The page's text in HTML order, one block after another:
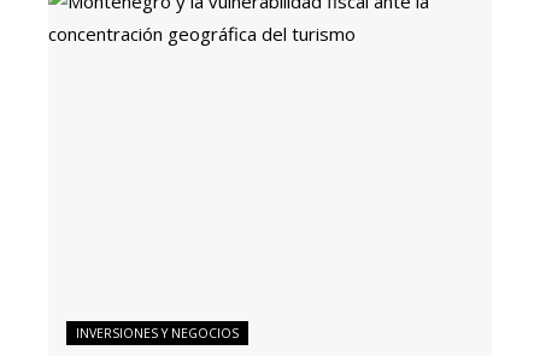
INVERSIONES Y NEGOCIOS